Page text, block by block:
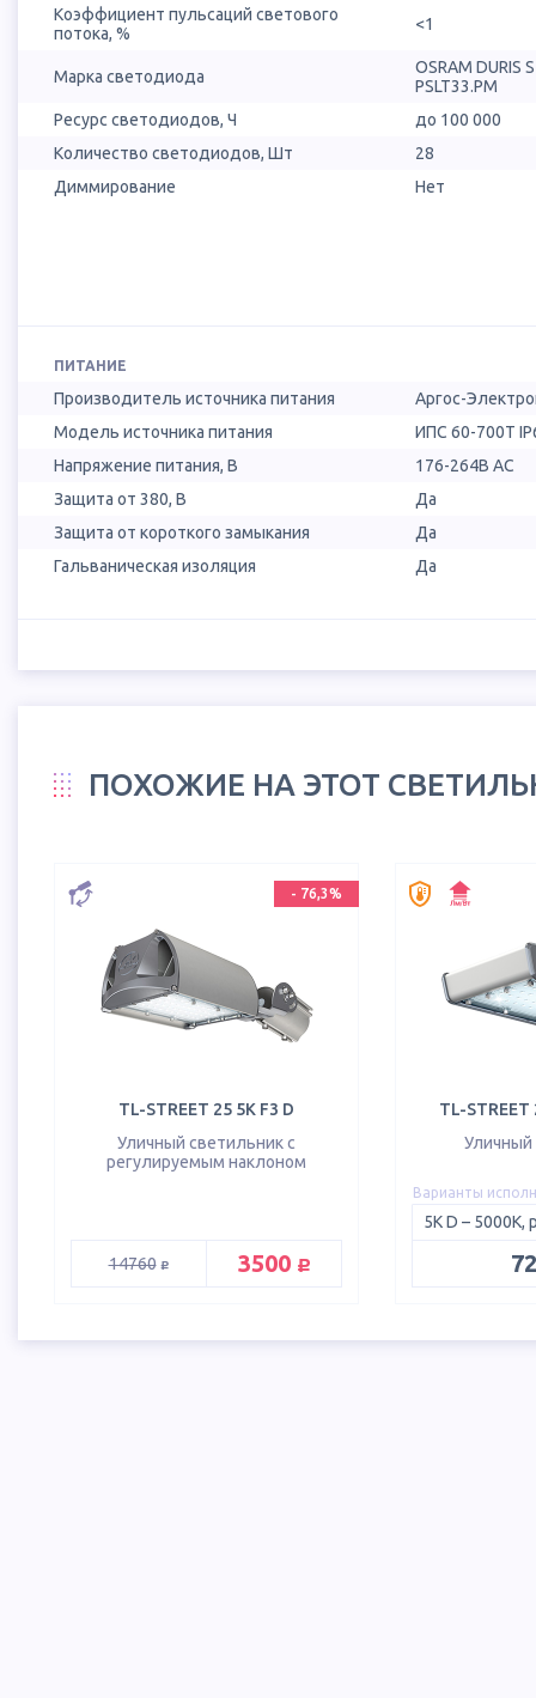
Коэффициент пульсаций светового
потока, %
<1
Марка светодиода
OSRAM DURIS
PSLT33.PM
Ресурс светодиодов, Ч
до 100 000
Количество светодиодов, Шт
28
Диммирование
Нет
ПИТАНИЕ
Производитель источника питания
Аргос-
Модель источника питания
ИПС 60-700Т
Напряжение питания, В
176-264В AC
Защита от 380, В
Да
Защита от короткого замыкания
Да
Гальваническая изоляция
Да
ПОХОЖИЕ НА ЭТОТ
- 76,3%
TL-STREET 25 5K F3 D
Уличный светильник с
регулируемым наклоном
14760 руб. 3500 руб.
TL-STREET
Уличный
Варианты